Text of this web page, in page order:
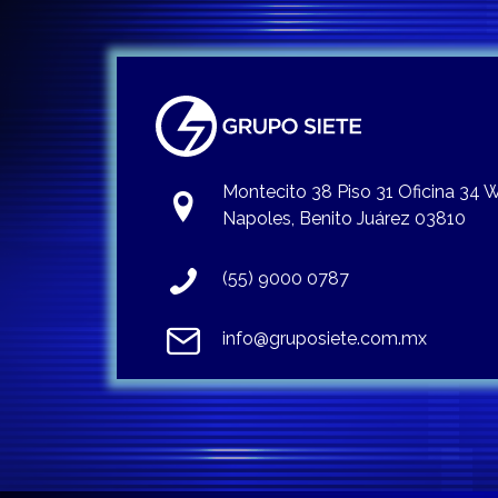
Montecito 38 Piso 31 Oficina 34
Napoles, Benito Juárez 03810
(55) 9000 0787
info@gruposiete.com.mx